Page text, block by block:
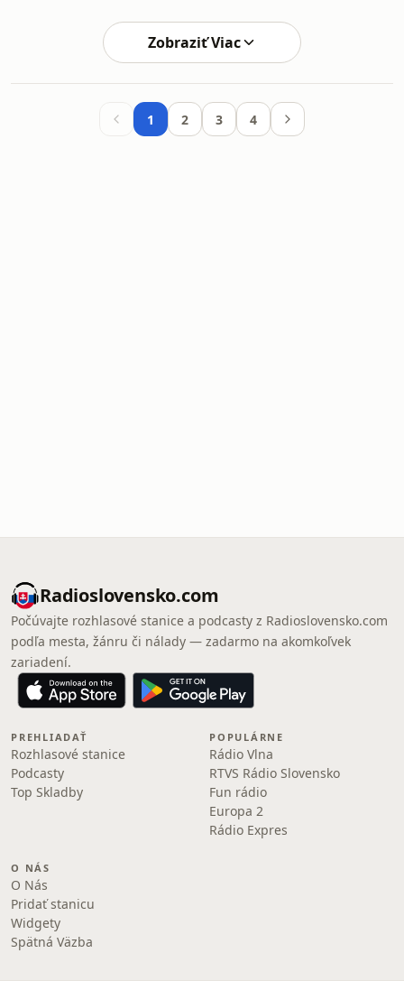
Zobraziť Viac
1 2 3 4
Radioslovensko.com
Počúvajte rozhlasové stanice a podcasty z Radioslovensko.com
podľa mesta, žánru či nálady — zadarmo na akomkoľvek
zariadení.
PREHLIADAŤ
Rozhlasové stanice
Podcasty
Top Skladby
POPULÁRNE
Rádio Vlna
RTVS Rádio Slovensko
Fun rádio
Europa 2
Rádio Expres
O NÁS
O Nás
Pridať stanicu
Widgety
Spätná Väzba